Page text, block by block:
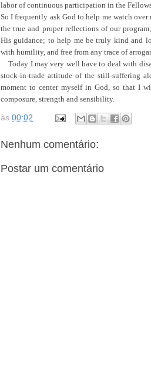
labor of continuous participation in the
So I frequently ask God to help me watch
the true and proper reflections of our
His guidance; to help me be truly kind and
with humility, and free from any trace of
Today I may very well have to deal with
stock-in-trade attitude of the still-suffering
moment to center myself in God, so that I
composure, strength and sensibility.
às 00:02
Nenhum comentário:
Postar um comentário